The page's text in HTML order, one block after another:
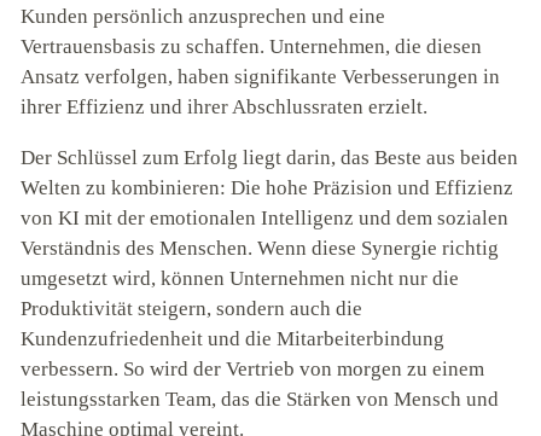
Kunden persönlich anzusprechen und eine
Vertrauensbasis zu schaffen. Unternehmen, die diesen
Ansatz verfolgen, haben signifikante Verbesserungen in
ihrer Effizienz und ihrer Abschlussraten erzielt.
Der Schlüssel zum Erfolg liegt darin, das Beste aus beiden
Welten zu kombinieren: Die hohe Präzision und Effizienz
von KI mit der emotionalen Intelligenz und dem sozialen
Verständnis des Menschen. Wenn diese Synergie richtig
umgesetzt wird, können Unternehmen nicht nur die
Produktivität steigern, sondern auch die
Kundenzufriedenheit und die Mitarbeiterbindung
verbessern. So wird der Vertrieb von morgen zu einem
leistungsstarken Team, das die Stärken von Mensch und
Maschine optimal vereint.